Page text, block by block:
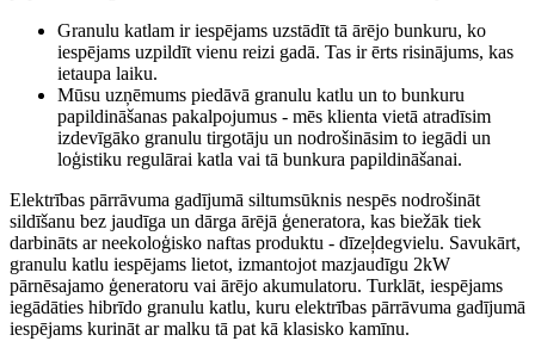
Granulu katlam ir iespējams uzstādīt tā ārējo bunkuru, ko
iespējams uzpildīt vienu reizi gadā. Tas ir ērts risinājums, kas
ietaupa laiku.
Mūsu uzņēmums piedāvā granulu katlu un to bunkuru
papildināšanas pakalpojumus - mēs klienta vietā atradīsim
izdevīgāko granulu tirgotāju un nodrošināsim to iegādi un
loģistiku regulārai katla vai tā bunkura papildināšanai.
Elektrības pārrāvuma gadījumā siltumsūknis nespēs nodrošināt
sildīšanu bez jaudīga un dārga ārējā ģeneratora, kas biežāk tiek
darbināts ar neekoloģisko naftas produktu - dīzeļdegvielu. Savukārt,
granulu katlu iespējams lietot, izmantojot mazjaudīgu 2kW
pārnēsajamo ģeneratoru vai ārējo akumulatoru. Turklāt, iespējams
iegādāties hibrīdo granulu katlu, kuru elektrības pārrāvuma gadījumā
iespējams kurināt ar malku tā pat kā klasisko kamīnu.